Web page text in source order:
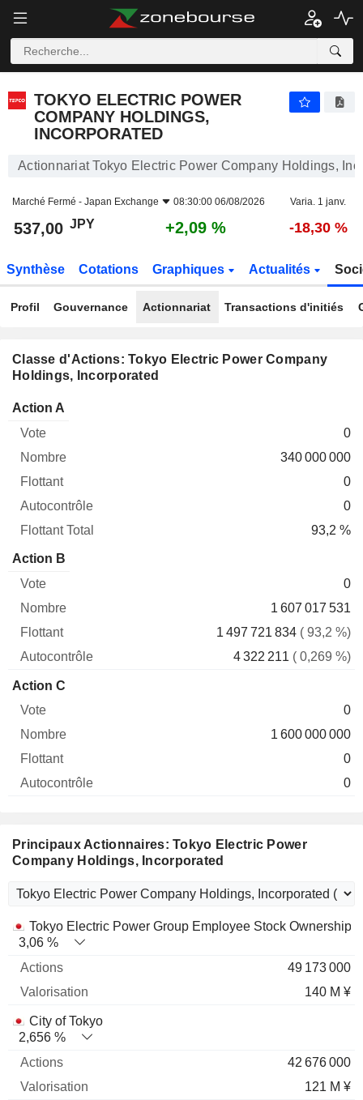
TOKYO ELECTRIC POWER
COMPANY HOLDINGS,
INCORPORATED
Actionnariat Tokyo Electric Power Company Holdings,
Marché Fermé - Japan Exchange 08:30:00 06/08/2026 Varia. 1 janv.
537,00 JPY +2,09 % -18,30 %
Synthèse Cotations Graphiques Actualités
Profil Gouvernance Actionnariat Transactions d'initiés
Classe d'Actions: Tokyo Electric Power Company
Holdings, Incorporated
Action A
0
340 000 000
0
0
93,2 %
Action B
0
1 607 017 531
1 497 721 834 ( 93,2 %)
4 322 211 ( 0,269 %)
Action C
0
1 600 000 000
0
0
Principaux Actionnaires: Tokyo Electric Power
Company Holdings, Incorporated
Nom Actions % Valorisation
Tokyo Electric Power Group Employee Stock Ownership
3,06 %
49 173 000
140 M ¥
City of Tokyo
2,656 %
42 676 000
121 M ¥